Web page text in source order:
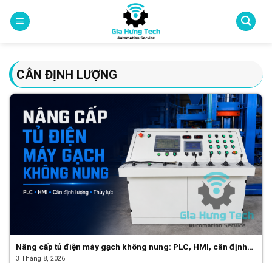
CÂN ĐỊNH LƯỢNG
Nâng cấp tủ điện máy gạch không nung: PLC, HMI, cân định
lượng và thủy lực
3 Tháng 8, 2026